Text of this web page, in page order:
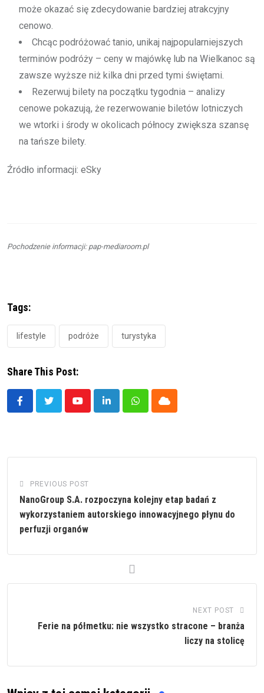
może okazać się zdecydowanie bardziej atrakcyjny
cenowo.
Chcąc podróżować tanio, unikaj najpopularniejszych
terminów podróży – ceny w majówkę lub na Wielkanoc są
zawsze wyższe niż kilka dni przed tymi świętami.
Rezerwuj bilety na początku tygodnia – analizy
cenowe pokazują, że rezerwowanie biletów lotniczych
we wtorki i środy w okolicach północy zwiększa szansę
na tańsze bilety.
Źródło informacji: eSky
Pochodzenie informacji: pap-mediaroom.pl
Tags:
lifestyle podróże turystyka
Share This Post:
YoutubeLinkedInWhatsappCloud
PREVIOUS POST
NanoGroup S.A. rozpoczyna kolejny etap badań z
wykorzystaniem autorskiego innowacyjnego płynu do
perfuzji organów
NEXT POST
Ferie na półmetku: nie wszystko stracone – branża
liczy na stolicę